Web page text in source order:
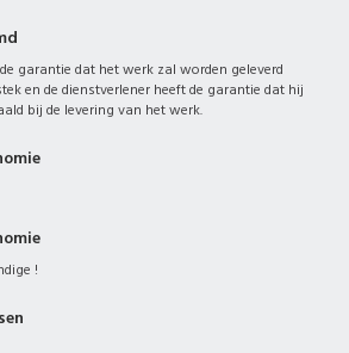
garantie dat het werk zal worden geleverd
en de dienstverlener heeft de garantie dat hij
bij de levering van het werk.
!